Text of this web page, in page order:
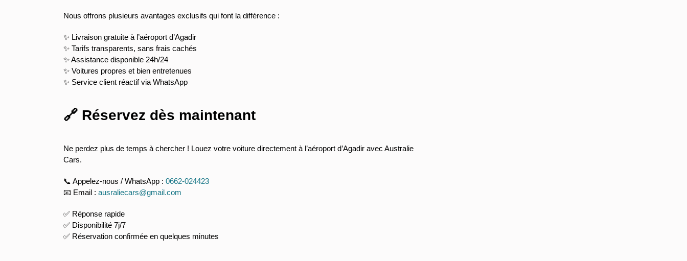
Nous offrons plusieurs avantages exclusifs qui font la différence :
✨ Livraison gratuite à l’aéroport d’Agadir
✨ Tarifs transparents, sans frais cachés
✨ Assistance disponible 24h/24
✨ Voitures propres et bien entretenues
✨ Service client réactif via WhatsApp
🔗 Réservez dès maintenant
Ne perdez plus de temps à chercher ! Louez votre voiture directement à l’aéroport d’Agadir avec Australie
Cars.
📞 Appelez-nous / WhatsApp : 0662-024423
📧 Email : ausraliecars@gmail.com
✅ Réponse rapide
✅ Disponibilité 7j/7
✅ Réservation confirmée en quelques minutes